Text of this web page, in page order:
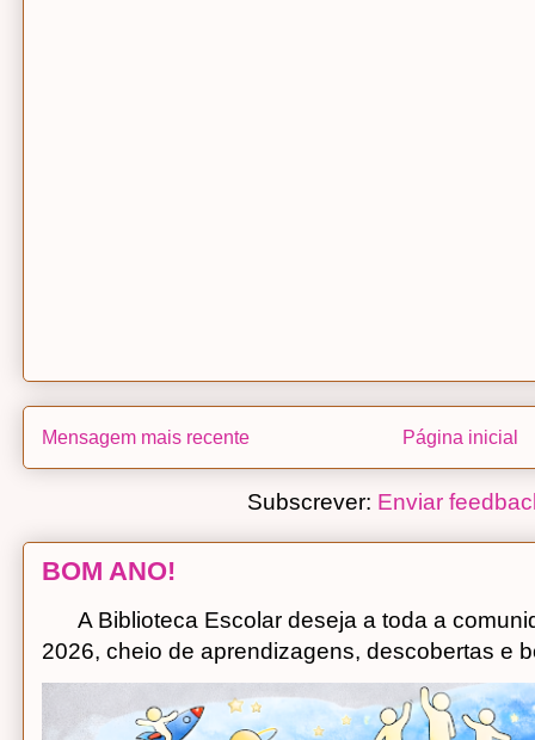
Mensagem mais recente Página inicial
Subscrever: Enviar
BOM ANO!
A Biblioteca Escolar deseja a toda a
2026, cheio de aprendizagens, descobertas e